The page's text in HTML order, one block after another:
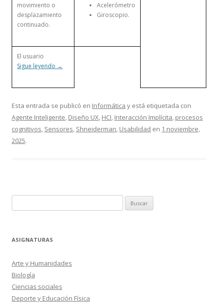
movimiento o
desplazamiento
continuado.
Acelerómetro
Giroscopio.
El usuario
Sigue leyendo →
Esta entrada se publicó en Informática y está etiquetada con
Agente Inteligente, Diseño UX, HCI, Interacción Implícita, procesos
cognitivos, Sensores, Shneiderman, Usabilidad en 1 noviembre,
2025.
ASIGNATURAS
Arte y Humanidades
Biología
Ciencias sociales
Deporte y Educación Física